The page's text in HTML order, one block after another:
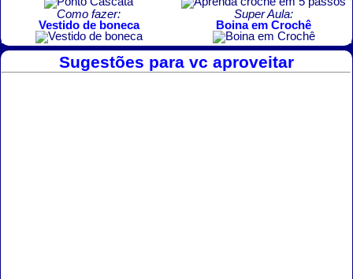
Como fazer:
Vestido de boneca
Super Aula:
Boina em Crochê
Sugestões para vc aproveitar